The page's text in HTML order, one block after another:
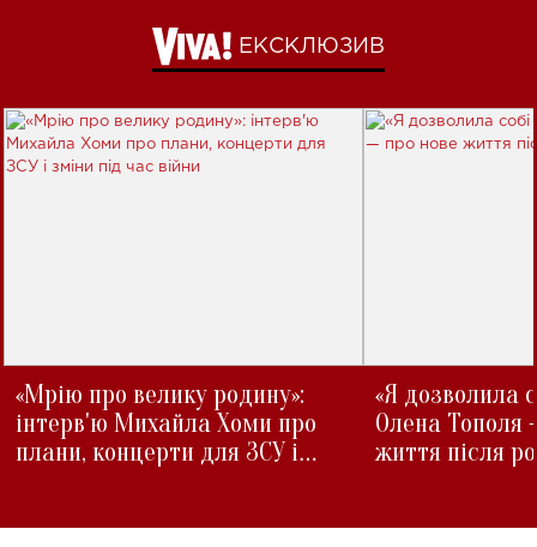
ЕКСКЛЮЗИВ
«Мрію про велику родину»:
інтерв'ю Михайла Хоми про
плани, концерти для ЗСУ і
«Я дозволила
Олена Тополя
життя після